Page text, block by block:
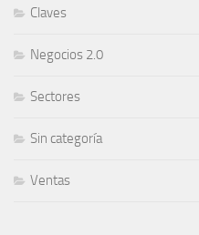
Claves
Negocios 2.0
Sectores
Sin categoría
Ventas